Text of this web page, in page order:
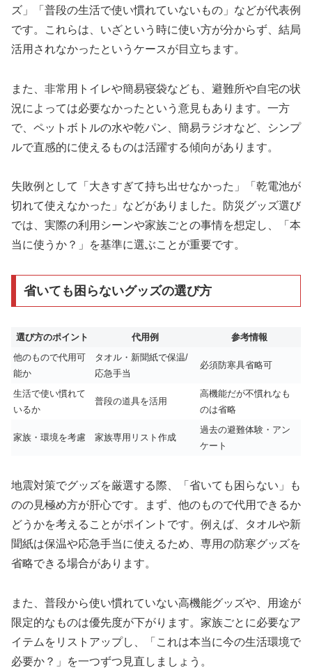
ズ」「普段の生活で使い慣れていないもの」などが代表例
です。これらは、いざという時に使い方が分からず、結局
活用されなかったというケースが目立ちます。
また、非常用トイレや簡易寝袋なども、避難所や自宅の状
況によっては必要なかったという意見もあります。一方
で、ペットボトルの水や乾パン、簡易ラジオなど、シンプ
ルで直感的に使えるものは活躍する傾向があります。
失敗例として「大きすぎて持ち出せなかった」「乾電池が
切れて使えなかった」などがありました。防災グッズ選び
では、実際の利用シーンや家族ごとの事情を想定し、「本
当に使うか？」を基準に選ぶことが重要です。
省いても困らないグッズの選び方
選び方のポイント 代用例
参考情報
他のもので代用可
能か
タオル・新聞紙で保温/
応急手当
必須防寒具省略可
生活で使い慣れて
いるか
普段の道具を活用
高機能だが不慣れなも
のは省略
家族・環境を考慮 家族専用リスト作成
過去の避難体験・アン
ケート
地震対策でグッズを厳選する際、「省いても困らない」も
のの見極め方が肝心です。まず、他のもので代用できるか
どうかを考えることがポイントです。例えば、タオルや新
聞紙は保温や応急手当に使えるため、専用の防寒グッズを
省略できる場合があります。
また、普段から使い慣れていない高機能グッズや、用途が
限定的なものは優先度が下がります。家族ごとに必要なア
イテムをリストアップし、「これは本当に今の生活環境で
必要か？」を一つずつ見直しましょう。